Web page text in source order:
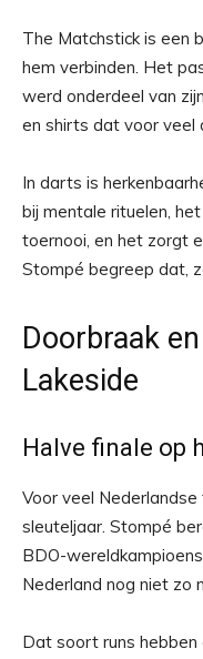
The Matchstick is een
hem verbinden. Het
werd onderdeel van
en shirts dat voor veel
In darts is
bij mentale rituelen,
toernooi, en het zorgt
Stompé begreep dat,
Doorbraak
Lakeside
Halve finale op
Voor veel
sleuteljaar. Stompé
BDO-
Nederland nog niet zo
Dat soort runs